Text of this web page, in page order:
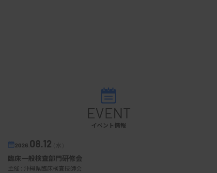
EVENT
イベント情報
2026. 08.12（水）
臨床一般検査部門研修会
主催 : 沖縄県臨床検査技師会